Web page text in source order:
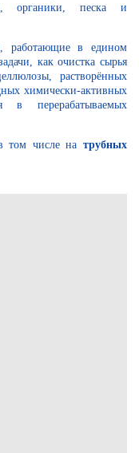
органики, песка и
работающие в едином
как очистка сырья
растворённых
химически-активных
в перерабатываемых
том числе на трубных